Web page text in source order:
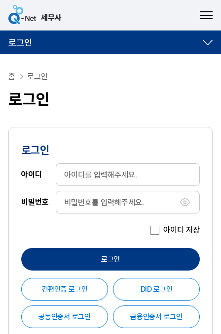
로그인
홈 로그인
로그인
로그인
아이디
비밀번호
비밀번호
아이디 저장
로그인
간편인증 로그인 DID 로그인
공동인증서 로그인 금융인증서 로그인